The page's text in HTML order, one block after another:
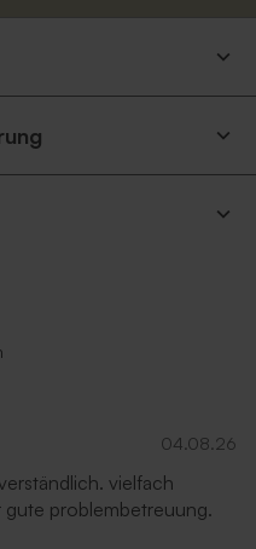
04.08.26
vielfach
gute problembetreuung.